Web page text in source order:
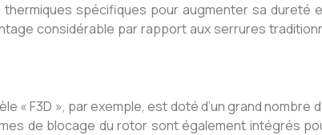
spécifiques pour augmenter sa dureté
considérable par rapport aux serrures
F3D », par exemple, est doté d’un grand nombre
de blocage du rotor sont également intégrés